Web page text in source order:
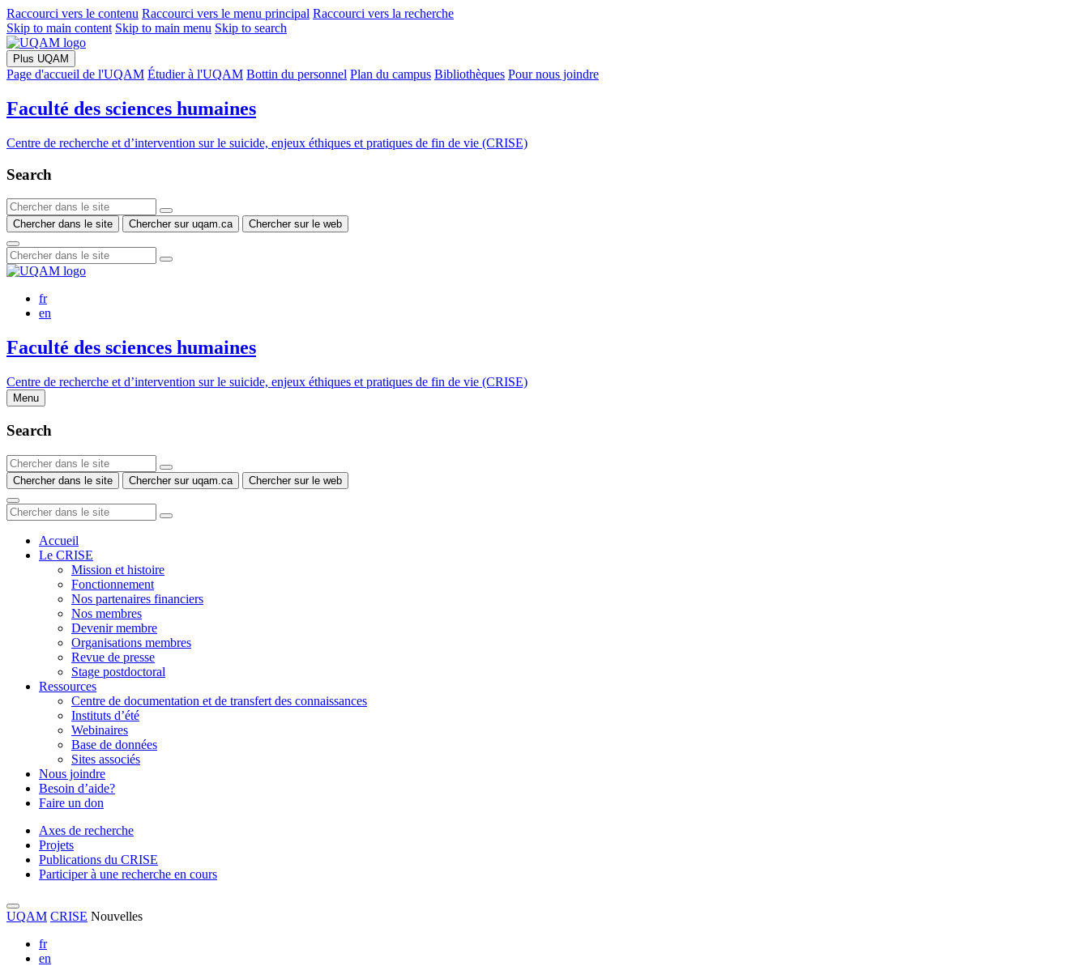
Raccourci vers le contenu Raccourci vers le menu principal Raccourci vers la recherche
Skip to main content Skip to main menu Skip to search
Plus UQAM
Page d'accueil de l'UQAM Étudier à l'UQAM Bottin du personnel Plan du campus Bibliothèques Pour nous joindre
Faculté des sciences humaines
Centre de recherche et d’intervention sur le suicide, enjeux éthiques et pratiques de fin de vie (CRISE)
Search
Chercher dans le site Chercher sur uqam.ca Chercher sur le web
fr
en
Faculté des sciences humaines
Centre de recherche et d’intervention sur le suicide, enjeux éthiques et pratiques de fin de vie (CRISE)
Menu
Search
Chercher dans le site Chercher sur uqam.ca Chercher sur le web
Accueil
Le CRISE
Mission et histoire
Fonctionnement
Nos partenaires financiers
Nos membres
Devenir membre
Organisations membres
Revue de presse
Stage postdoctoral
Ressources
Centre de documentation et de transfert des connaissances
Instituts d’été
Webinaires
Base de données
Sites associés
Nous joindre
Besoin d’aide?
Faire un don
Axes de recherche
Projets
Publications du CRISE
Participer à une recherche en cours
UQAM CRISE Nouvelles
fr
en